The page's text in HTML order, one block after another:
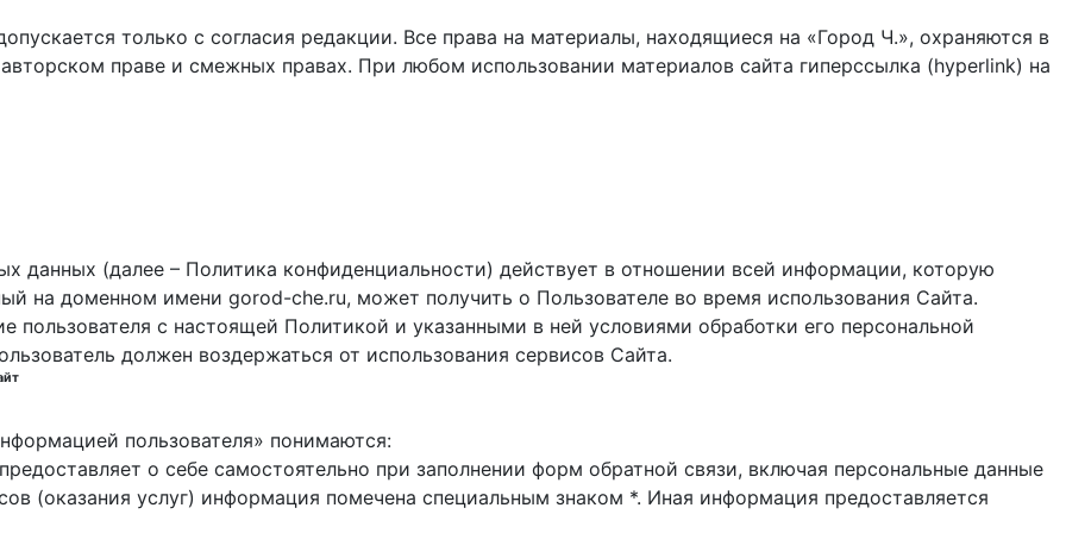
только с согласия редакции. Все права на материалы, находящиеся на «Город Ч.», охраняются в
праве и смежных правах. При любом использовании материалов сайта гиперссылка (hyperlink) на
данных (далее – Политика конфиденциальности) действует в отношении всей информации, которую
на доменном имени gorod-che.ru, может получить о Пользователе во время использования Cайта.
пользователя с настоящей Политикой и указанными в ней условиями обработки его персональной
должен воздержаться от использования сервисов Сайта.
пользователя» понимаются:
о себе самостоятельно при заполнении форм обратной связи, включая персональные данные
(оказания услуг) информация помечена специальным знаком *. Иная информация предоставляется